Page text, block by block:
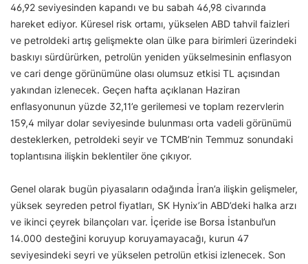
46,92 seviyesinden kapandı ve bu sabah 46,98 civarında
hareket ediyor. Küresel risk ortamı, yükselen ABD tahvil faizleri
ve petroldeki artış gelişmekte olan ülke para birimleri üzerindeki
baskıyı sürdürürken, petrolün yeniden yükselmesinin enflasyon
ve cari denge görünümüne olası olumsuz etkisi TL açısından
yakından izlenecek. Geçen hafta açıklanan Haziran
enflasyonunun yüzde 32,11’e gerilemesi ve toplam rezervlerin
159,4 milyar dolar seviyesinde bulunması orta vadeli görünümü
desteklerken, petroldeki seyir ve TCMB’nin Temmuz sonundaki
toplantısına ilişkin beklentiler öne çıkıyor.
Genel olarak bugün piyasaların odağında İran’a ilişkin gelişmeler,
yüksek seyreden petrol fiyatları, SK Hynix’in ABD’deki halka arzı
ve ikinci çeyrek bilançoları var. İçeride ise Borsa İstanbul’un
14.000 desteğini koruyup koruyamayacağı, kurun 47
seviyesindeki seyri ve yükselen petrolün etkisi izlenecek. Son